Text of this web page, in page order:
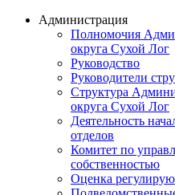
Администрация
Полномочия
округа Сухой Лог
Руководство
Руководители
Структура
округа Сухой Лог
Деятельность
отделов
Комитет по
собственностью
Оценка